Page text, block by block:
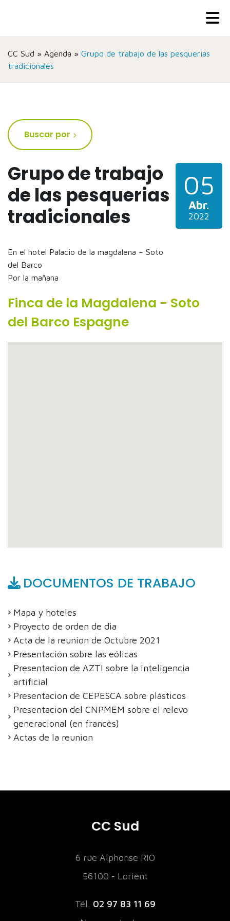
CC Sud » Agenda » Grupo de trabajo de las pesquerias
tradicionales
Grupo de trabajo
de las pesquerias
tradicionales
En el hotel Palacio de la magdalena – Soto
del Barco
Por la mañana
05
Abr.
2022
Finca de la Magdalena - Soto
del Barco Espagne
DOCUMENTOS DE TRABAJO
Mapa y hoteles
Proyecto de orden de dia
Acta de la reunion de Octubre 2021
Presentación sobre las eólicas
Presentacion de AZTI sobre la inteligencia
artificial
Presentacion de CEPESCA sobre plásticos
Presentacion del CNPMEM sobre el relevo
generacional (en francès)
Actas de la reunion
Buscar por
CC Sud
6 rue Alphonse RIO
56100 - Lorient
Tél. 02 97 83 11 69